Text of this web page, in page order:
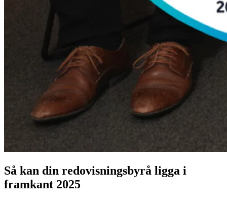
Så kan din redovisningsbyrå ligga i
framkant 2025